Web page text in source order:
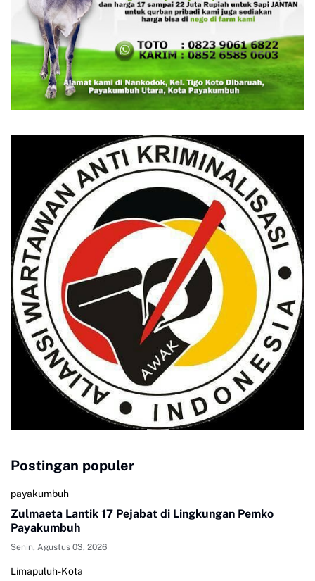
Postingan populer
payakumbuh
Zulmaeta Lantik 17 Pejabat di Lingkungan Pemko
Payakumbuh
Senin, Agustus 03, 2026
Limapuluh-Kota